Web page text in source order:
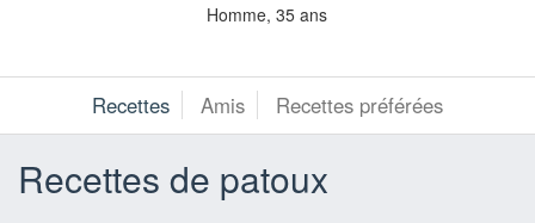
Homme, 35 ans
Recettes Amis Recettes préférées
Recettes de patoux